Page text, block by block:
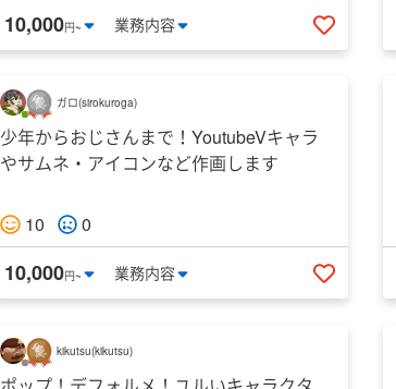
10,000円~ 業務内容 いいねする
ガロ(sirokuroga)
少年からおじさんまで！YoutubeVキャラ
やサムネ・アイコンなど作画します
10 0
10,000円~ 業務内容 いいねする
kikutsu(kikutsu)